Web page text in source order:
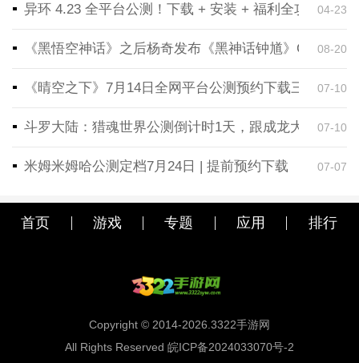
异环 4.23 全平台公测！下载 + 安装 + 福利全攻略，一
04-23
《黑悟空神话》之后杨奇发布《黑神话钟馗》CG！预
08-20
《晴空之下》7月14日全网平台公测预约下载三端同步
07-10
斗罗大陆：猎魂世界公测倒计时1天，跟成龙大哥一起
07-10
米姆米姆哈公测定档7月24日 | 提前预约下载 07-07
首页 游戏 专题 应用 排行
Copyright © 2014-2026.3322手游网
All Rights Reserved 皖ICP备2024033070号-2